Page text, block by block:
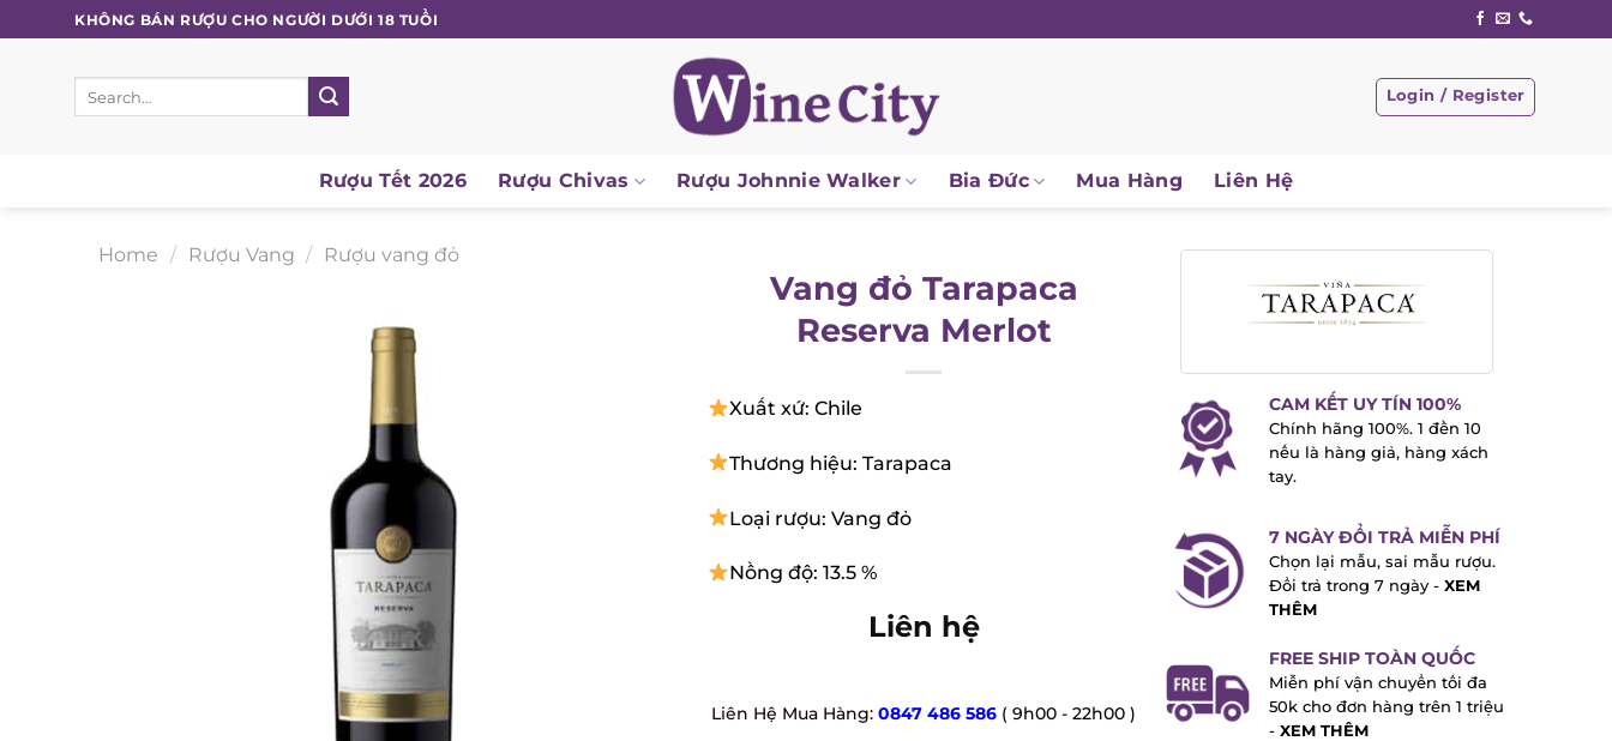
to
content
KHÔNG BÁN RƯỢU CHO NGƯỜI DƯỚI 18 TUỔI
Login / Register
Rượu Tết 2026 Rượu Chivas Rượu Johnnie Walker Bia Đức Mua Hàng Liên Hệ
Home Rượu Vang Rượu vang đỏ
Vang đỏ Tarapaca
Reserva Merlot
Xuất xứ: Chile
Thương hiệu: Tarapaca
Loại rượu: Vang đỏ
Nồng độ: 13.5 %
Liên hệ
Liên Hệ Mua Hàng:0847 486 586 ( 9h00 - 22h00 )
CAM KẾT UY TÍN 100%
Chính hãng 100%. 1 đền 10
nếu là hàng giả, hàng xách
tay.
7 NGÀY ĐỔI TRẢ MIỄN PHÍ
Chọn lại mẫu, sai mẫu rượu.
Đổi trả trong 7 ngày -XEM
THÊM
FREE SHIP TOÀN QUỐC
Miễn phí vận chuyển tối đa
50k cho đơn hàng trên 1 triệu
XEM THÊM